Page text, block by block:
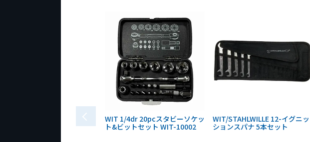
WIT 1/4dr 20pcスタビーソケッ
ト&ビットセット WIT-10002
WIT/STAHLWILLE 12-イグニッ
ションスパナ 5本セット